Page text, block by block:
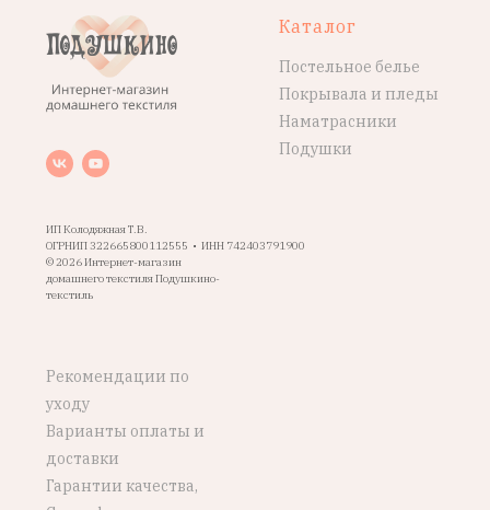
ИП Колодяжная Т.В.
ОГРНИП 322665800112555 • ИНН 742403791900
© 2026 Интернет-магазин
домашнего текстиля Подушкино-
текстиль
Каталог
Постельное белье
Покрывала и пледы
Наматрасники
Подушки
Рекомендации по
уходу
Варианты оплаты и
доставки
Гарантии качества,